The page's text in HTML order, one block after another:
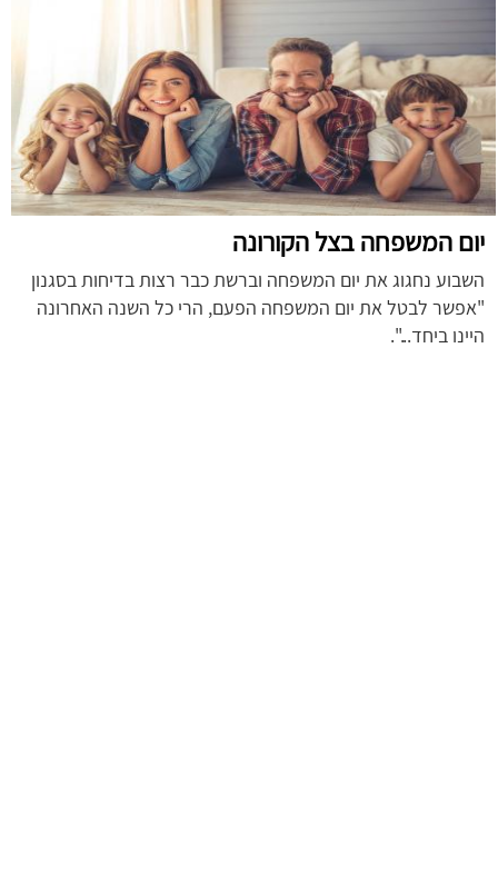
יום המשפחה בצל הקורונה
השבוע נחגוג את יום המשפחה וברשת כבר רצות בדיחות בסגנון
"אפשר לבטל את יום המשפחה הפעם, הרי כל השנה האחרונה
היינו ביחד...".